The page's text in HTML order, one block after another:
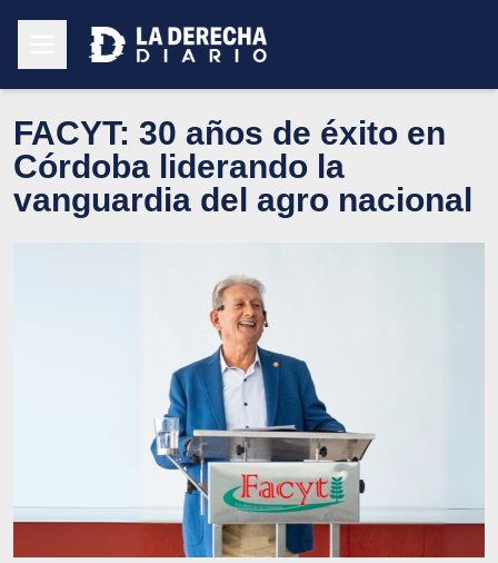
FACYT: 30 años de éxito en
Córdoba liderando la
vanguardia del agro nacional